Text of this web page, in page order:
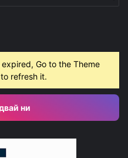
Go to the Theme
refresh it.
ни